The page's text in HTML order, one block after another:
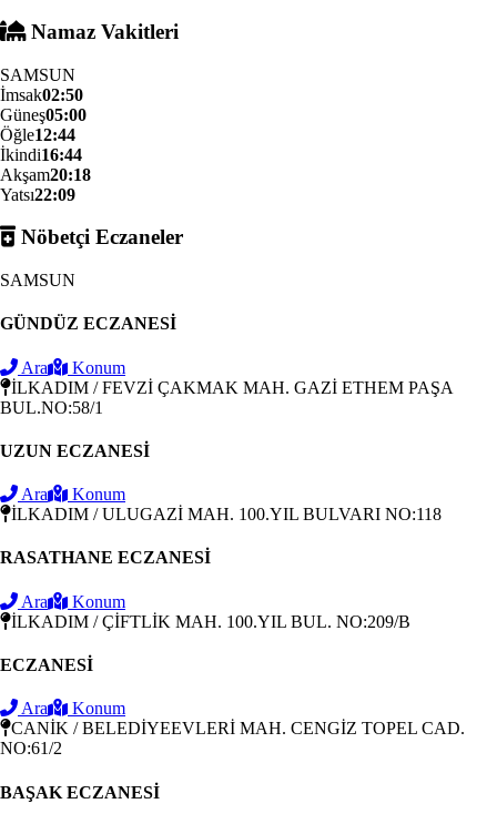
Namaz Vakitleri
SAMSUN
İmsak02:50
Güneş05:00
Öğle12:44
İkindi16:44
Akşam20:18
Yatsı22:09
Nöbetçi Eczaneler
SAMSUN
GÜNDÜZ ECZANESİ
Ara
Konum
İLKADIM / FEVZİ ÇAKMAK MAH. GAZİ ETHEM PAŞA
BUL.NO:58/1
UZUN ECZANESİ
Ara
Konum
İLKADIM / ULUGAZİ MAH. 100.YIL BULVARI NO:118
RASATHANE ECZANESİ
Ara
Konum
İLKADIM / ÇİFTLİK MAH. 100.YIL BUL. NO:209/B
ECZANESİ
Ara
Konum
CANİK / BELEDİYEEVLERİ MAH. CENGİZ TOPEL CAD.
NO:61/2
BAŞAK ECZANESİ